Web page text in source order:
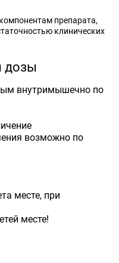
препарата,
клинических
дозы
внутримышечно по
возможно по
месте, при
месте!